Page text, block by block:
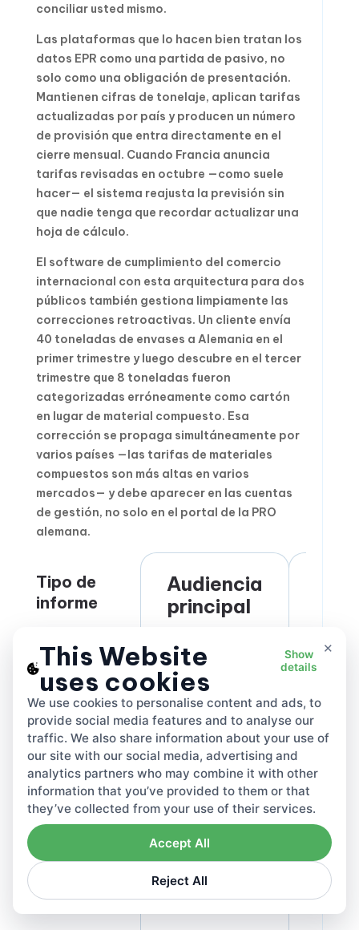
conciliar usted mismo.
Las plataformas que lo hacen bien tratan los
datos EPR como una partida de pasivo, no
solo como una obligación de presentación.
Mantienen cifras de tonelaje, aplican tarifas
actualizadas por país y producen un número
de provisión que entra directamente en el
cierre mensual. Cuando Francia anuncia
tarifas revisadas en octubre —como suele
hacer— el sistema reajusta la previsión sin
que nadie tenga que recordar actualizar una
hoja de cálculo.
El software de cumplimiento del comercio
internacional con esta arquitectura para dos
públicos también gestiona limpiamente las
correcciones retroactivas. Un cliente envía
40 toneladas de envases a Alemania en el
primer trimestre y luego descubre en el tercer
trimestre que 8 toneladas fueron
categorizadas erróneamente como cartón
en lugar de material compuesto. Esa
corrección se propaga simultáneamente por
varios países —las tarifas de materiales
compuestos son más altas en varios
mercados— y debe aparecer en las cuentas
de gestión, no solo en el portal de la PRO
alemana.
Tipo de
informe
Audiencia
principal
Estado de
cumplimiento
por país
Responsable de
cumplimiento
Tiempo
Tonelaje de
Cumplimiento + equipo de
datos
×
This Website
uses cookies
Show
details
We use cookies to personalise content and ads, to
provide social media features and to analyse our
traffic. We also share information about your use of
our site with our social media, advertising and
analytics partners who may combine it with other
information that you’ve provided to them or that
they’ve collected from your use of their services.
Reject All
Accept All